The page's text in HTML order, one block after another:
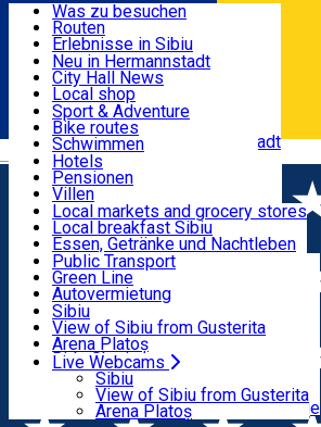
Română
Nützliche informationen
Aktivitäten & Abenteuer
Unterkunft
Essen, Getränke & Nachtleben
Transport & Parken
Live Webcams
Was zu besuchen
Routen
Erlebnisse in Sibiu
Podcast
Kultur
Museen
Kirchen
Parks, Zoo
Im Umkreis von Hermannstadt
Neu in Hermannstadt
City Hall News
Local shop
Sibiu Handwerker
Sibiul Verde
Public services
Bildung
Wie komme ich nach Sibiu?
Touristeninfo
Reiseführer
Guided tours
Local publication
Schönheitssalon
Sport & Adventure
Bike routes
Schwimmen
Reiten
Fitnessstudio
Loc de joacă indoor
Loc de joacă outdoor
Ski
Eislaufen
Yoga
Hotels
Pensionen
Villen
Hostels
Motels
Camping
Zimmer zu vermieten
Wohnungen
Unterkunft außerhalb von Sibiu
Local markets and grocery stores
Local breakfast Sibiu
Essen, Getränke und Nachtleben
Pizza
Fast Food
Kaffeestube
Konditorei
Pub, Bar
Nachtclubs
Bäckerei
Public Transport
Green Line
Autovermietung
Fahrad verleih
Scooter rentals
Taxi
Ride Sharing
Park-Tickets
Parkplätze
Ladestationen für Elektrofahrzeuge
Sibiu
View of Sibiu from Gusterita
Arena Platoș
Live Webcams
Sibiu
View of Sibiu from Gusterita
Arena Platoș
Home EVENTS
Events